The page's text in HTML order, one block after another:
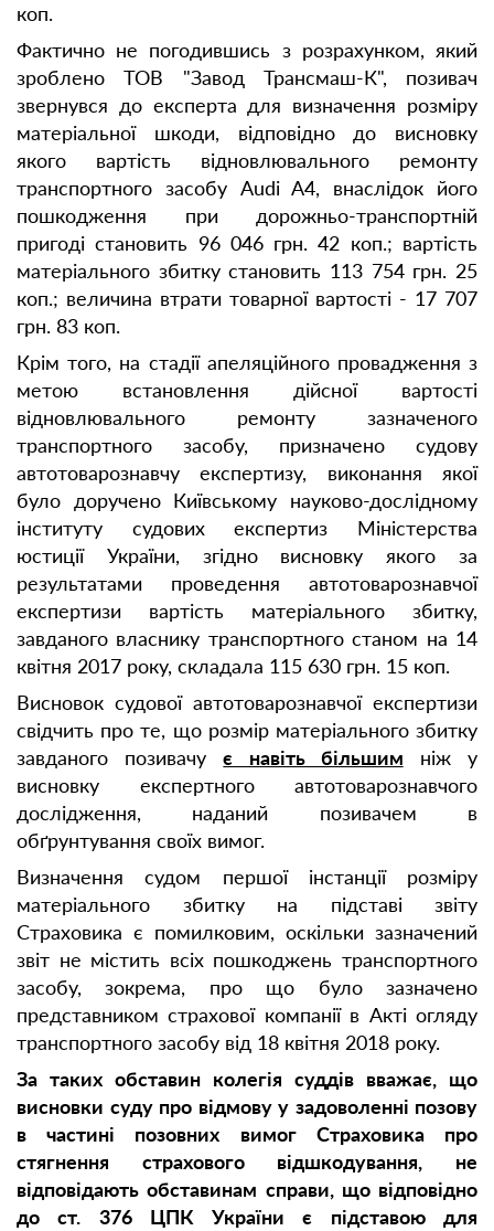
коп.
Фактично не погодившись з розрахунком, який
зроблено ТОВ "Завод Трансмаш-К", позивач
звернувся до експерта для визначення розміру
матеріальної шкоди, відповідно до висновку
якого вартість відновлювального ремонту
транспортного засобу Audi A4, внаслідок його
пошкодження при дорожньо-транспортній
пригоді становить 96 046 грн. 42 коп.; вартість
матеріального збитку становить 113 754 грн. 25
коп.; величина втрати товарної вартості - 17 707
грн. 83 коп.
Крім того, на стадії апеляційного провадження з
метою встановлення дійсної вартості
відновлювального ремонту зазначеного
транспортного засобу, призначено судову
автотоварознавчу експертизу, виконання якої
було доручено Київському науково-дослідному
інституту судових експертиз Міністерства
юстиції України, згідно висновку якого за
результатами проведення автотоварознавчої
експертизи вартість матеріального збитку,
завданого власнику транспортного станом на 14
квітня 2017 року, складала 115 630 грн. 15 коп.
Висновок судової автотоварознавчої експертизи
свідчить про те, що розмір матеріального збитку
завданого позивачує навіть більшим ніж у
висновку експертного автотоварознавчого
дослідження, наданий позивачем в
обґрунтування своїх вимог.
Визначення судом першої інстанції розміру
матеріального збитку на підставі звіту
Страховика є помилковим, оскільки зазначений
звіт не містить всіх пошкоджень транспортного
засобу, зокрема, про що було зазначено
представником страхової компанії в Акті огляду
транспортного засобу від 18 квітня 2018 року.
За таких обставин колегія суддів вважає, що
висновки суду про відмову у задоволенні позову
в частині позовних вимог Страховикапро
стягнення страхового відшкодування, не
відповідають обставинам справи, що відповідно
до ст. 376 ЦПК України є підставою для